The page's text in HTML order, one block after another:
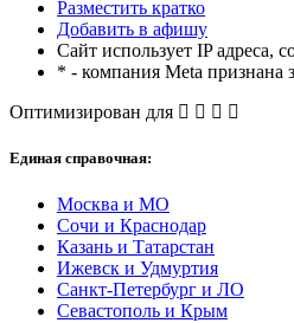
Разместить кратко
Добавить в афишу
Сайт использует IP адреса,
* - компания Meta признана
Оптимизирован для
Единая справочная:
Москва и МО
Сочи и Краснодар
Казань и Татарстан
Ижевск и Удмуртия
Санкт-Петербург и ЛО
Севастополь и Крым